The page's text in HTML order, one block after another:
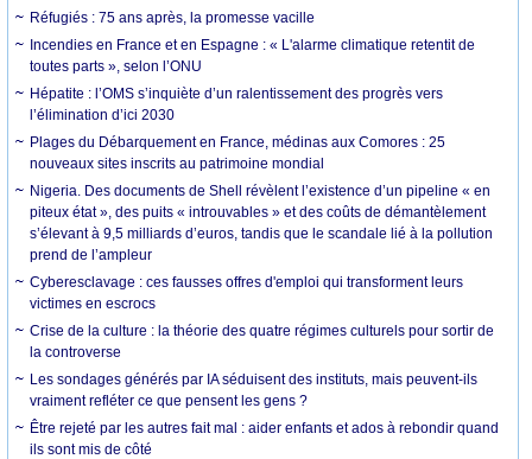
Réfugiés : 75 ans après, la promesse vacille
Incendies en France et en Espagne : « L'alarme climatique retentit de
toutes parts », selon l’ONU
Hépatite : l’OMS s’inquiète d’un ralentissement des progrès vers
l’élimination d’ici 2030
Plages du Débarquement en France, médinas aux Comores : 25
nouveaux sites inscrits au patrimoine mondial
Nigeria. Des documents de Shell révèlent l’existence d’un pipeline « en
piteux état », des puits « introuvables » et des coûts de démantèlement
s’élevant à 9,5 milliards d’euros, tandis que le scandale lié à la pollution
prend de l’ampleur
Cyberesclavage : ces fausses offres d'emploi qui transforment leurs
victimes en escrocs
Crise de la culture : la théorie des quatre régimes culturels pour sortir de
la controverse
Les sondages générés par IA séduisent des instituts, mais peuvent-ils
vraiment refléter ce que pensent les gens ?
Être rejeté par les autres fait mal : aider enfants et ados à rebondir quand
ils sont mis de côté